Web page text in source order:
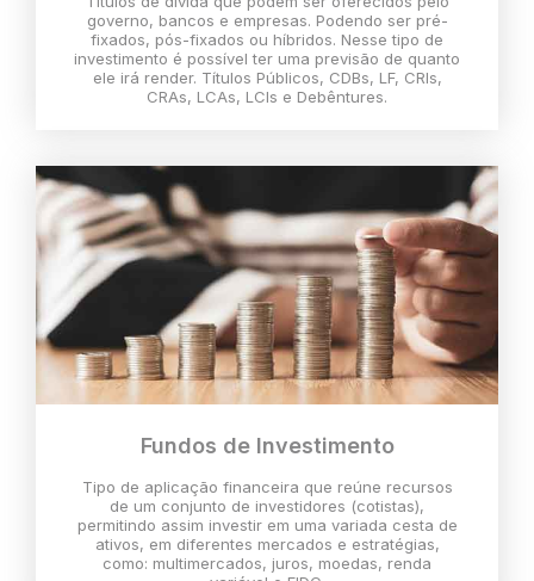
governo, bancos e empresas. Podendo ser pré-
fixados, pós-fixados ou híbridos. Nesse tipo de
investimento é possível ter uma previsão de quanto
ele irá render. Títulos Públicos, CDBs, LF, CRIs,
CRAs, LCAs, LCIs e Debêntures.
Fundos de Investimento
Tipo de aplicação financeira que reúne recursos
de um conjunto de investidores (cotistas),
permitindo assim investir em uma variada cesta de
ativos, em diferentes mercados e estratégias,
como: multimercados, juros, moedas, renda